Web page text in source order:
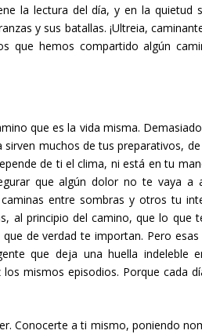
la lectura del día, y en la quietud
y sus batallas. ¡Ultreia,
que hemos compartido algún
que es la vida misma.
muchos de tus preparativos,
de ti el clima, ni está en tu
que algún dolor no te vaya a
entre sombras y otros tu
al principio del camino, que lo que
de verdad te importan. Pero
que deja una huella indeleble
mismos episodios. Porque cada
Conocerte a ti mismo, poniendo